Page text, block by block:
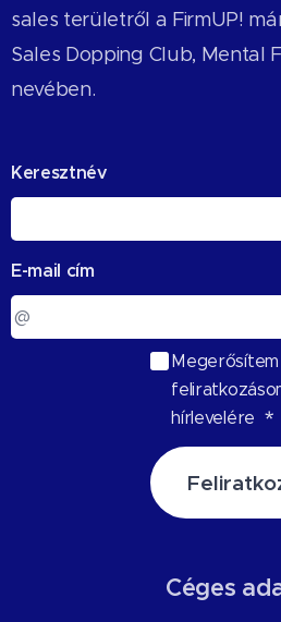
sales területről a FirmUP!
Sales Dopping Club, Mental
nevében.
Keresztnév
E-mail cím
hírlevelére
Céges